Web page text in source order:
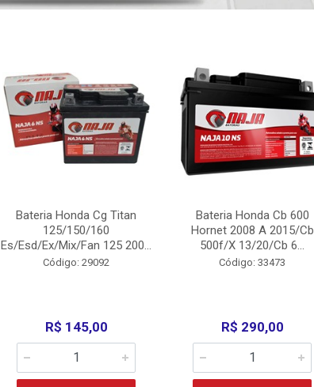
Bateria Honda Cg Titan
125/150/160
Es/Esd/Ex/Mix/Fan 125 200...
Código: 29092
R$ 145,00
Bateria Honda Cb 600
Hornet 2008 A 2015/Cb
500f/X 13/20/Cb 6...
Código: 33473
R$ 290,00